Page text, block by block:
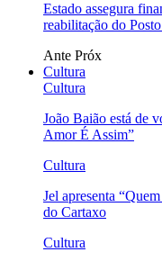
Estado assegura
reabilitação do
Ante Próx
Cultura
Cultura
João Baião está de
Amor É Assim”
Cultura
Jel apresenta
do Cartaxo
Cultura